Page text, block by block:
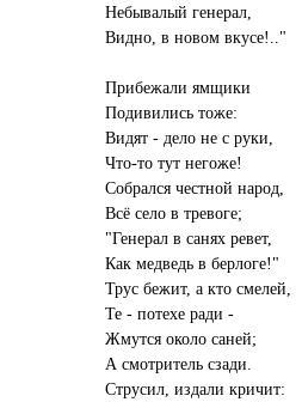
Небывалый генерал,
Видно, в новом вкусе!.."
Прибежали ямщики
Подивились тоже:
Видят - дело не с руки,
Что-то тут негоже!
Собрался честной народ,
Всё село в тревоге;
"Генерал в санях ревет,
Как медведь в берлоге!"
Трус бежит, а кто смелей,
Те - потехе ради -
Жмутся около саней;
А смотритель сзади.
Струсил, издали кричит: